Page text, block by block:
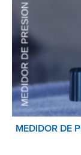
MEDIDOR DE